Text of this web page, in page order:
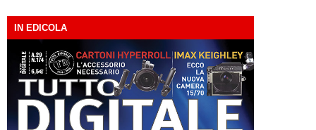
IN EDICOLA